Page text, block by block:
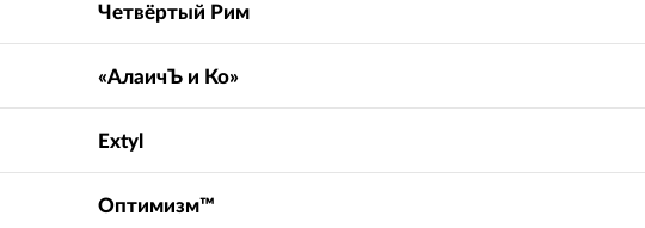
Четвёртый Рим
«АлаичЪ и Ко»
Extyl
Оптимизм™